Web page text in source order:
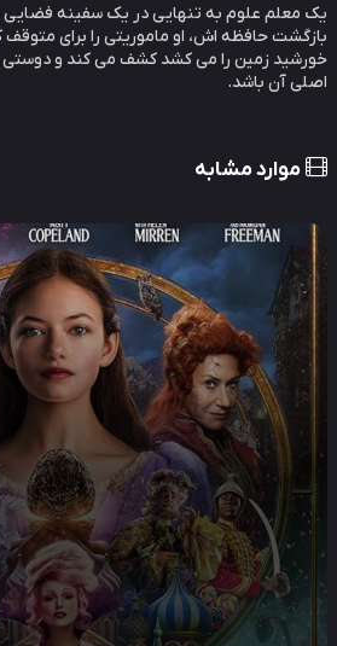
معلم علوم به تنهایی در یک سفینه فضایی از
حافظه اش، او ماموریتی را برای متوقف
زمین را می کشد کشف می کند و دوستی
آن باشد.
موارد مشابه